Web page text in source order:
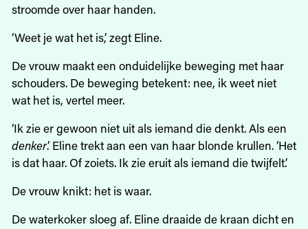
stroomde over haar handen.
‘Weet je wat het is,’ zegt Eline.
De vrouw maakt een onduidelijke beweging met haar
schouders. De beweging betekent: nee, ik weet niet
wat het is, vertel meer.
‘Ik zie er gewoon niet uit als iemand die denkt. Als een
denker.’ Eline trekt aan een van haar blonde krullen. ‘Het
is dat haar. Of zoiets. Ik zie eruit als iemand die twijfelt.’
De vrouw knikt: het is waar.
De waterkoker sloeg af. Eline draaide de kraan dicht en